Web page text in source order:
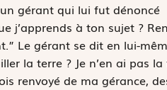
gérant qui lui fut dénoncé
j’apprends à ton sujet ?
Le gérant se dit en lui-
la terre ? Je n’en ai pas la
renvoyé de ma gérance,